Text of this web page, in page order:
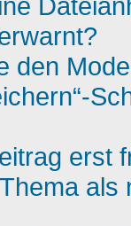
den
erst
als